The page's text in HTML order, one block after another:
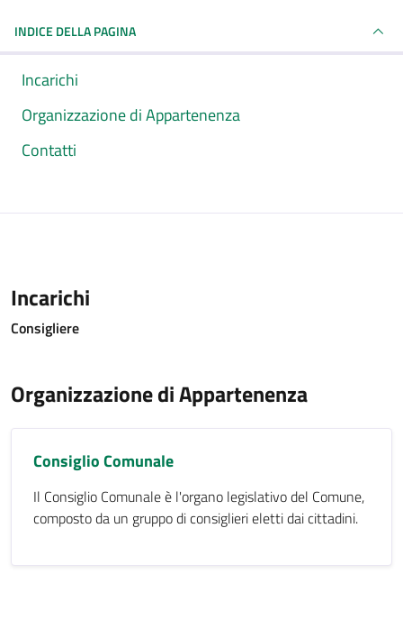
INDICE DELLA PAGINA
Incarichi
Organizzazione di Appartenenza
Contatti
Incarichi
Consigliere
Organizzazione di Appartenenza
Consiglio Comunale
Il Consiglio Comunale è l'organo legislativo del Comune,
composto da un gruppo di consiglieri eletti dai cittadini.